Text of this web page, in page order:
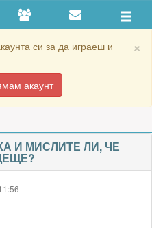
×
си за да играеш и
акаунт
И МИСЛИТЕ ЛИ, ЧЕ